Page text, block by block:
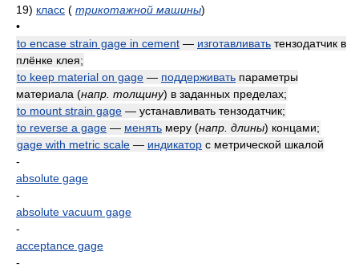
19) класс ( трикотажной машины)
•
to encase strain gage in cement — изготавливать тензодатчик в
плёнке клея;
to keep material on gage — поддерживать параметры
материала (напр. толщину) в заданных пределах;
to mount strain gage — устанавливать тензодатчик;
to reverse a gage — менять меру (напр. длины) концами;
gage with metric scale — индикатор с метрической шкалой
-
absolute gage
-
absolute vacuum gage
-
acceptance gage
-